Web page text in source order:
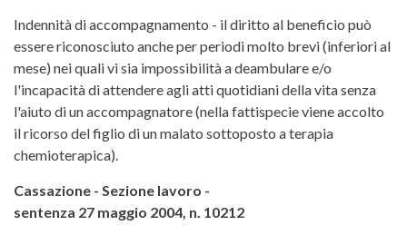
Corte di Cassazione, Sezione
Indennità di accompagnamento - il diritto al beneficio può
essere riconosciuto anche per periodi molto brevi (inferiori al
mese) nei quali vi sia impossibilità a deambulare e/o
l'incapacità di attendere agli atti quotidiani della vita senza
l'aiuto di un accompagnatore (nella fattispecie viene accolto
il ricorso del figlio di un malato sottoposto a terapia
chemioterapica).
Cassazione - Sezione lavoro -
sentenza 27 maggio 2004, n. 10212